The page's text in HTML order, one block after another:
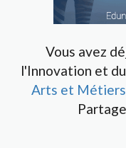
Vous avez
l'Innovation et
Arts et Métiers